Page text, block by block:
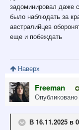
задоминировал даже
было наблюдать за
австралийцев
еще и побеждать
Наверх
Freeman
Опубликовано
В 16.11.2025 в